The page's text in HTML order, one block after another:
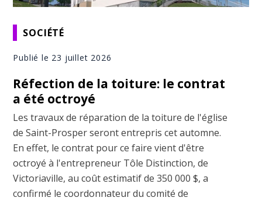
SOCIÉTÉ
Publié le 23 juillet 2026
Réfection de la toiture: le contrat
a été octroyé
Les travaux de réparation de la toiture de l'église
de Saint-Prosper seront entrepris cet automne.
En effet, le contrat pour ce faire vient d'être
octroyé à l'entrepreneur Tôle Distinction, de
Victoriaville, au coût estimatif de 350 000 $, a
confirmé le coordonnateur du comité de